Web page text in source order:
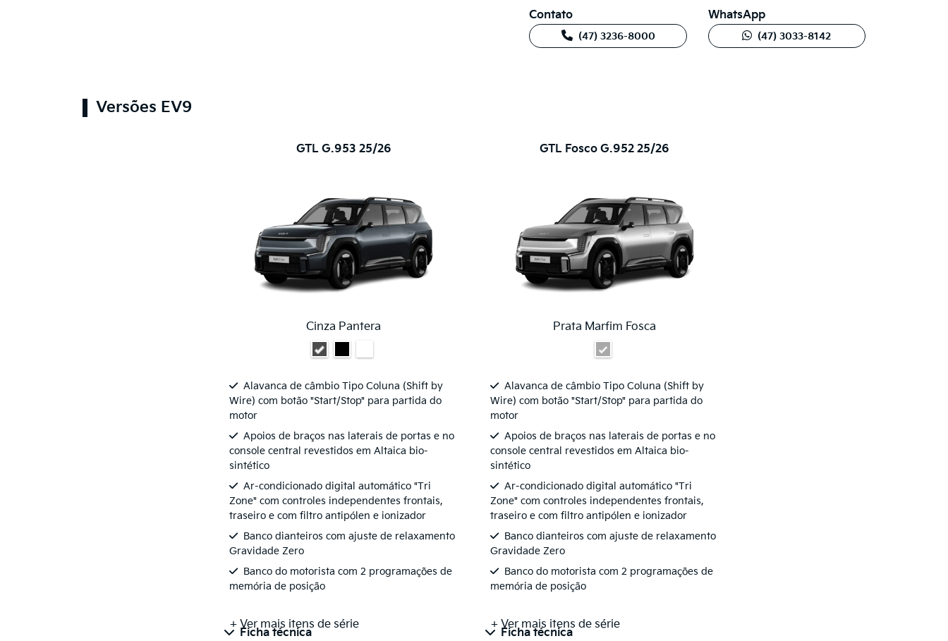
Contato
(47) 3236-8000
WhatsApp
(47) 3033-8142
Versões EV9
GTL G.953 25/26
Cinza Pantera
Alavanca de câmbio Tipo Coluna (Shift by
Wire) com botão "Start/Stop" para partida do
motor
Apoios de braços nas laterais de portas e no
console central revestidos em Altaica bio-
sintético
Ar-condicionado digital automático "Tri
Zone" com controles independentes frontais,
traseiro e com filtro antipólen e ionizador
Banco dianteiros com ajuste de relaxamento
Gravidade Zero
Banco do motorista com 2 programações de
memória de posição
+ Ver mais itens de série
Ficha técnica
GTL Fosco G.952 25/26
Prata Marfim Fosca
Alavanca de câmbio Tipo Coluna (Shift by
Wire) com botão "Start/Stop" para partida do
motor
Apoios de braços nas laterais de portas e no
console central revestidos em Altaica bio-
sintético
Ar-condicionado digital automático "Tri
Zone" com controles independentes frontais,
traseiro e com filtro antipólen e ionizador
Banco dianteiros com ajuste de relaxamento
Gravidade Zero
Banco do motorista com 2 programações de
memória de posição
+ Ver mais itens de série
Ficha técnica